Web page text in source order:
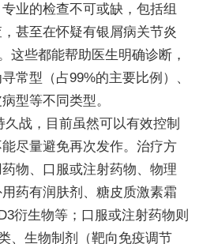
业的检查不可或缺，包括组
甚至在怀疑有银屑病关节炎
这些都能帮助医生明确诊断，
常型（占99%的主要比例）、
型等不同类型。
久战，目前虽然可以有效控制
尽量避免再次发作。治疗方
物、口服或注射药物、物理
药有润肤剂、糖皮质激素霜
衍生物等；口服或注射药物则
、生物制剂（靶向免疫调节